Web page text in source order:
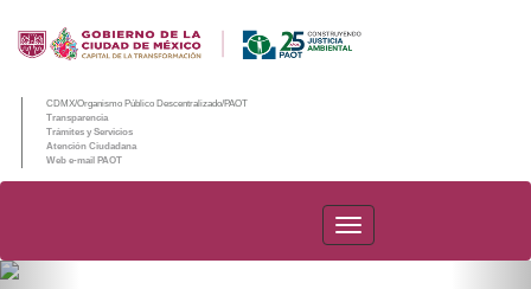
CDMX/Organismo Público Descentralizado/PAOT
Transparencia
Trámites y Servicios
Atención Ciudadana
Web e-mail PAOT
PAOT